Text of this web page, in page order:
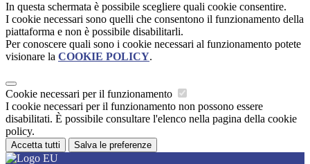
In questa schermata è possibile scegliere quali cookie consentire.
I cookie necessari sono quelli che consentono il funzionamento della
piattaforma e non è possibile disabilitarli.
Per conoscere quali sono i cookie necessari al funzionamento potete
visionare la COOKIE POLICY.
Cookie necessari per il funzionamento
I cookie necessari per il funzionamento non possono essere
disabilitati. È possibile consultare l'elenco nella pagina della cookie
policy.
Accetta tutti Salva le preferenze